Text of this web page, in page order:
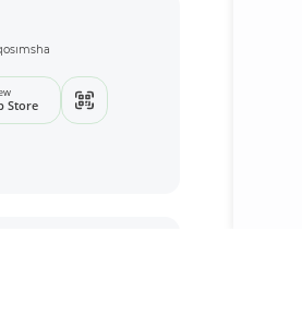
Store